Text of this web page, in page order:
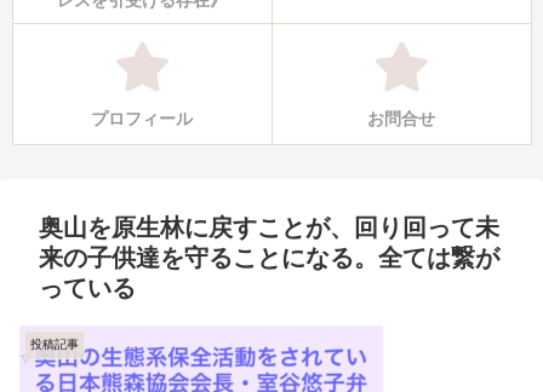
プロフィール お問合せ
奥山を原生林に戻すことが、回り回って未
来の子供達を守ることになる。全ては繋が
っている
投稿記事